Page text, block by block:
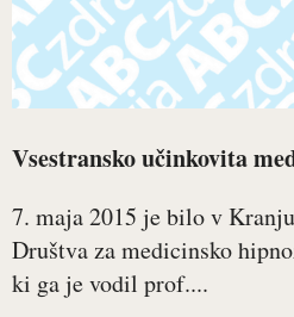
Vsestransko učinkovita
7. maja 2015 je bilo v
Društva za medicinsko
ki ga je vodil prof....